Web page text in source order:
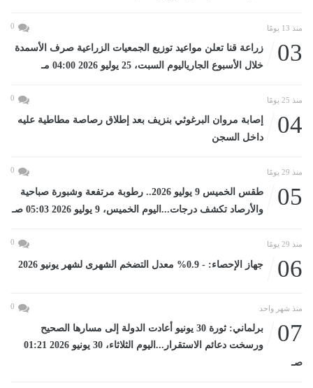
منذ 13 يومًا 0
03
زراعة قنا تعلن مواعيد توزيع الجمعيات الزراعية صرف الأسمدة
خلال الأسبوع الجارياليوم السبت، 25 يوليو 2026 04:00 مـ
منذ 25 يومًا 0
04
إصابة مروان البرغوثي بنزيف بعد إطلاق رصاصة مطاطية عليه
داخل السجن
منذ 29 يومًا 0
05
طقس الخميس 9 يوليو 2026.. رطوبة مرتفعة وشبورة صباحية
والأرصاد تكشف درجات...اليوم الخميس، 9 يوليو 2026 05:03 صـ
منذ 29 يومًا 0
06 جهاز الإحصاء: - 0.9% معدل التضخم الشهرى لشهر يونيو 2026
منذ شهر واحد 0
07
برلماني: ثورة 30 يونيو أعادت الدولة إلى مسارها الصحيح
ورسخت دعائم الاستقرار...اليوم الثلاثاء، 30 يونيو 2026 01:21
صـ